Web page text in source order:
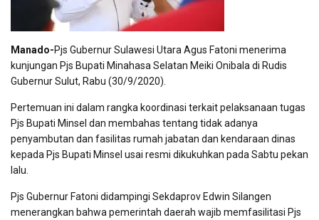
Manado-Pjs Gubernur Sulawesi Utara Agus Fatoni menerima
kunjungan Pjs Bupati Minahasa Selatan Meiki Onibala di Rudis
Gubernur Sulut, Rabu (30/9/2020).
Pertemuan ini dalam rangka koordinasi terkait pelaksanaan tugas
Pjs Bupati Minsel dan membahas tentang tidak adanya
penyambutan dan fasilitas rumah jabatan dan kendaraan dinas
kepada Pjs Bupati Minsel usai resmi dikukuhkan pada Sabtu pekan
lalu.
Pjs Gubernur Fatoni didampingi Sekdaprov Edwin Silangen
menerangkan bahwa pemerintah daerah wajib memfasilitasi Pjs